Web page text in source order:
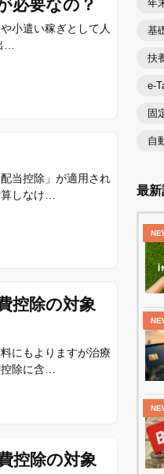
必要なの？
小遣い稼ぎとして人
…
当控除」が適用され
しなけ…
控除の対象
にもよりますが治療
除に含…
控除の対象
年
基
扶
e-
固
自
最